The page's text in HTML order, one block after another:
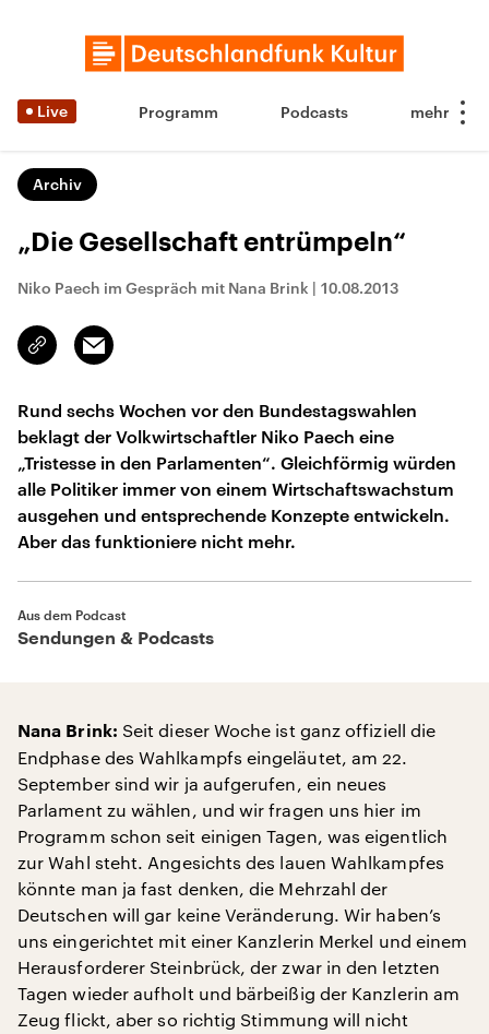
Live Programm Podcasts
Archiv
„Die Gesellschaft entrümpeln“
Niko Paech im Gespräch mit Nana Brink | 10.08.2013
Link
kopieren/teilen
Email
Rund sechs Wochen vor den Bundestagswahlen
beklagt der Volkwirtschaftler Niko Paech eine
„Tristesse in den Parlamenten“. Gleichförmig würden
alle Politiker immer von einem Wirtschaftswachstum
ausgehen und entsprechende Konzepte entwickeln.
Aber das funktioniere nicht mehr.
Aus dem Podcast
Sendungen & Podcasts
Nana Brink: Seit dieser Woche ist ganz offiziell die
Endphase des Wahlkampfs eingeläutet, am 22.
September sind wir ja aufgerufen, ein neues
Parlament zu wählen, und wir fragen uns hier im
Programm schon seit einigen Tagen, was eigentlich
zur Wahl steht. Angesichts des lauen Wahlkampfes
könnte man ja fast denken, die Mehrzahl der
Deutschen will gar keine Veränderung. Wir haben’s
uns eingerichtet mit einer Kanzlerin Merkel und einem
Herausforderer Steinbrück, der zwar in den letzten
Tagen wieder aufholt und bärbeißig der Kanzlerin am
Zeug flickt, aber so richtig Stimmung will nicht